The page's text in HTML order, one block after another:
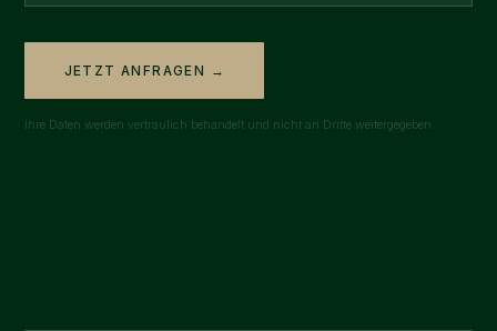
JETZT ANFRAGEN →
Ihre Daten werden vertraulich behandelt und nicht an Dritte weitergegeben.